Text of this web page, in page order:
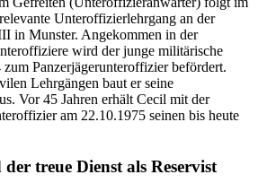
Unteroffizierlehrgang an der
in Munster. Angekommen in der
wird der junge militärische
Panzerjägerunteroffizier befördert.
Lehrgängen baut er seine
Vor 45 Jahren erhält Cecil mit der
am 22.10.1975 seinen bis heute
treue Dienst als Reservist